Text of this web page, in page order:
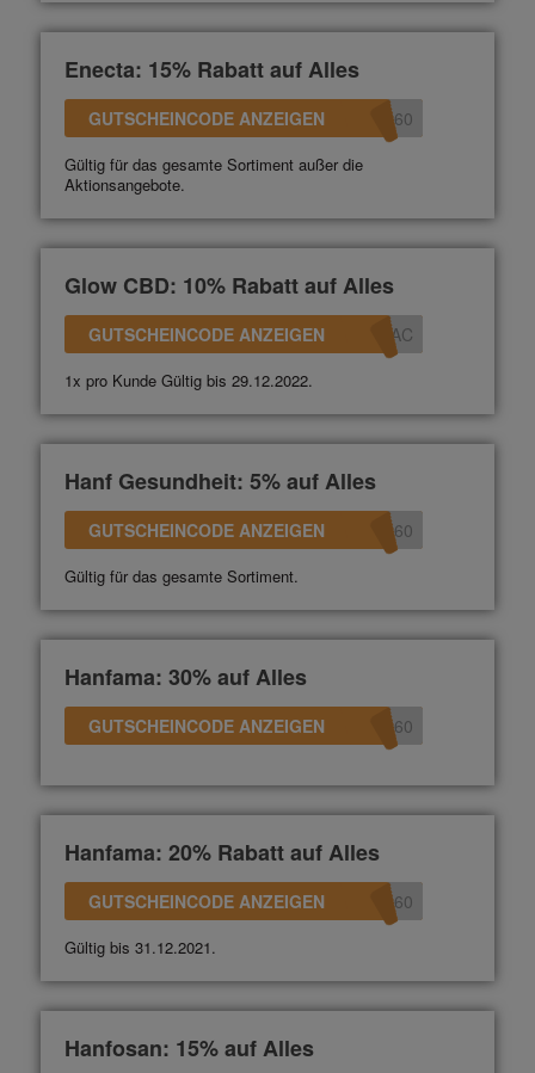
Enecta: 15% Rabatt auf Alles
GUTSCHEINCODE ANZEIGEN 360
Gültig für das gesamte Sortiment außer die
Aktionsangebote.
Glow CBD: 10% Rabatt auf Alles
GUTSCHEINCODE ANZEIGEN 0AC
1x pro Kunde Gültig bis 29.12.2022.
Hanf Gesundheit: 5% auf Alles
GUTSCHEINCODE ANZEIGEN 360
Gültig für das gesamte Sortiment.
Hanfama: 30% auf Alles
GUTSCHEINCODE ANZEIGEN 360
Hanfama: 20% Rabatt auf Alles
GUTSCHEINCODE ANZEIGEN 360
Gültig bis 31.12.2021.
Hanfosan: 15% auf Alles